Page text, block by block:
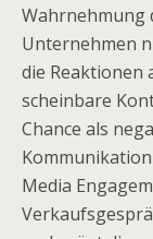
Wahrnehmung
Unternehmen
die Reaktionen
scheinbare
Chance als
Media